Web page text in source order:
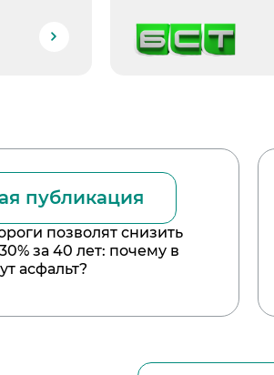
публикация
позволят снизить
за 40 лет: почему в
асфальт?